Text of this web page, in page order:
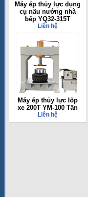
Máy ép thủy lực dụng
cụ nấu nướng nhà
bếp YQ32-315T
Liên hệ
Máy ép thủy lực lốp
xe 200T YM-100 Tấn
Liên hệ